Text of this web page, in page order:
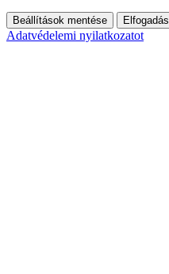
Beállítások mentése Elfogadás
Adatvédelemi nyilatkozatot